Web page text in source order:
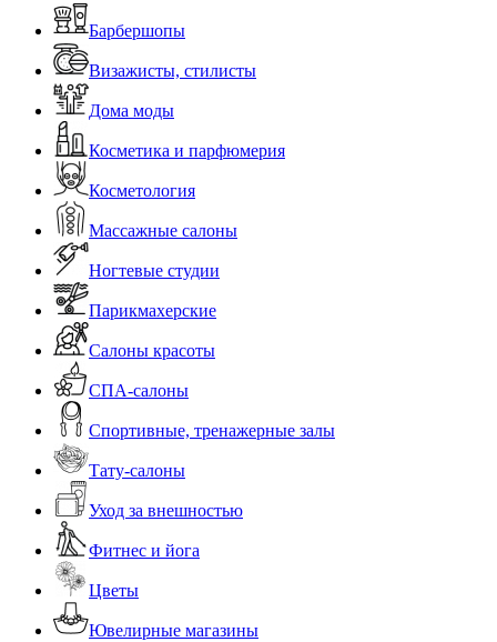
Барбершопы
Визажисты, стилисты
Дома моды
Косметика и парфюмерия
Косметология
Массажные салоны
Ногтевые студии
Парикмахерские
Салоны красоты
СПА-салоны
Спортивные, тренажерные залы
Тату-салоны
Уход за внешностью
Фитнес и йога
Цветы
Ювелирные магазины